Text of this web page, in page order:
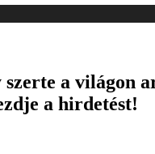
a világon
a hirdetést!